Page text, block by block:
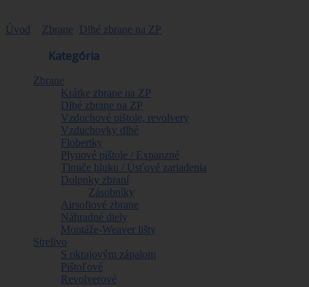
Úvod Zbrane Dlhé zbrane na ZP
Kategória
Zbrane
Krátke zbrane na ZP
Dlhé zbrane na ZP
Vzduchové pištole, revolvery
Vzduchovky dlhé
Flobertky
Plynové pištole / Expanzné
Tlmiče hluku / Úsťové zariadenia
Dolpnky zbraní
Zásobníky
Airsoftové zbrane
Náhradné diely
Montáže-Weaver lišty
Strelivo
S okrajovým zápalom
Pištoľové
Revolverové